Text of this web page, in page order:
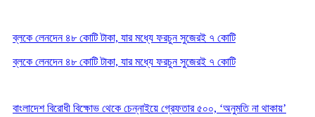
ব্লকে লেনদেন ৪৮ কোটি টাকা, যার মধ্যে ফরচুন সুজেরই ৭ কোটি
ব্লকে লেনদেন ৪৮ কোটি টাকা, যার মধ্যে ফরচুন সুজেরই ৭ কোটি
বাংলাদেশ বিরোধী বিক্ষোভ থেকে চেন্নাইয়ে গ্রেফতার ৫০০, ‘অনুমতি না থাকায়’